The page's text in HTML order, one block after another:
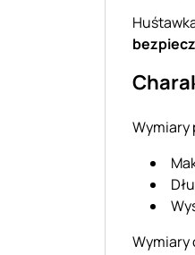
Wymiary
Wymiary